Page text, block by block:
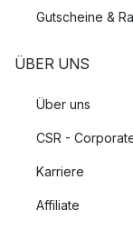
Gutscheine &
ÜBER UNS
Über uns
CSR -
Karriere
Affiliate